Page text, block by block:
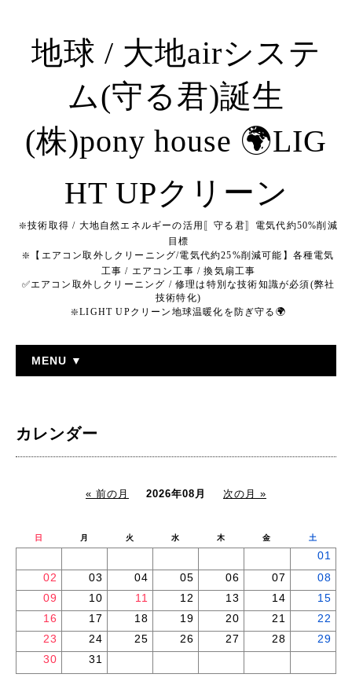
地球 / 大地airシステ
ム(守る君)誕生
(株)pony house 🌍LIG
HT UPクリーン
❇️技術取得 / 大地自然エネルギーの活用〚守る君〛電気代約50%削減
目標
❇️【エアコン取外しクリーニング/電気代約25%削減可能】各種電気
工事 / エアコン工事 / 換気扇工事
✅エアコン取外しクリーニング / 修理は特別な技術知識が必須(弊社
技術特化)
❇️LIGHT UPクリーン地球温暖化を防ぎ守る🌍
MENU ▼
カレンダー
« 前の月 2026年08月 次の月 »
日 月 火 水 木 金 土
01
02
03 04 05 06 07
08
09
10 11 12 13 14
15
16
17 18 19 20 21
22
23
24 25 26 27 28
29
30
31